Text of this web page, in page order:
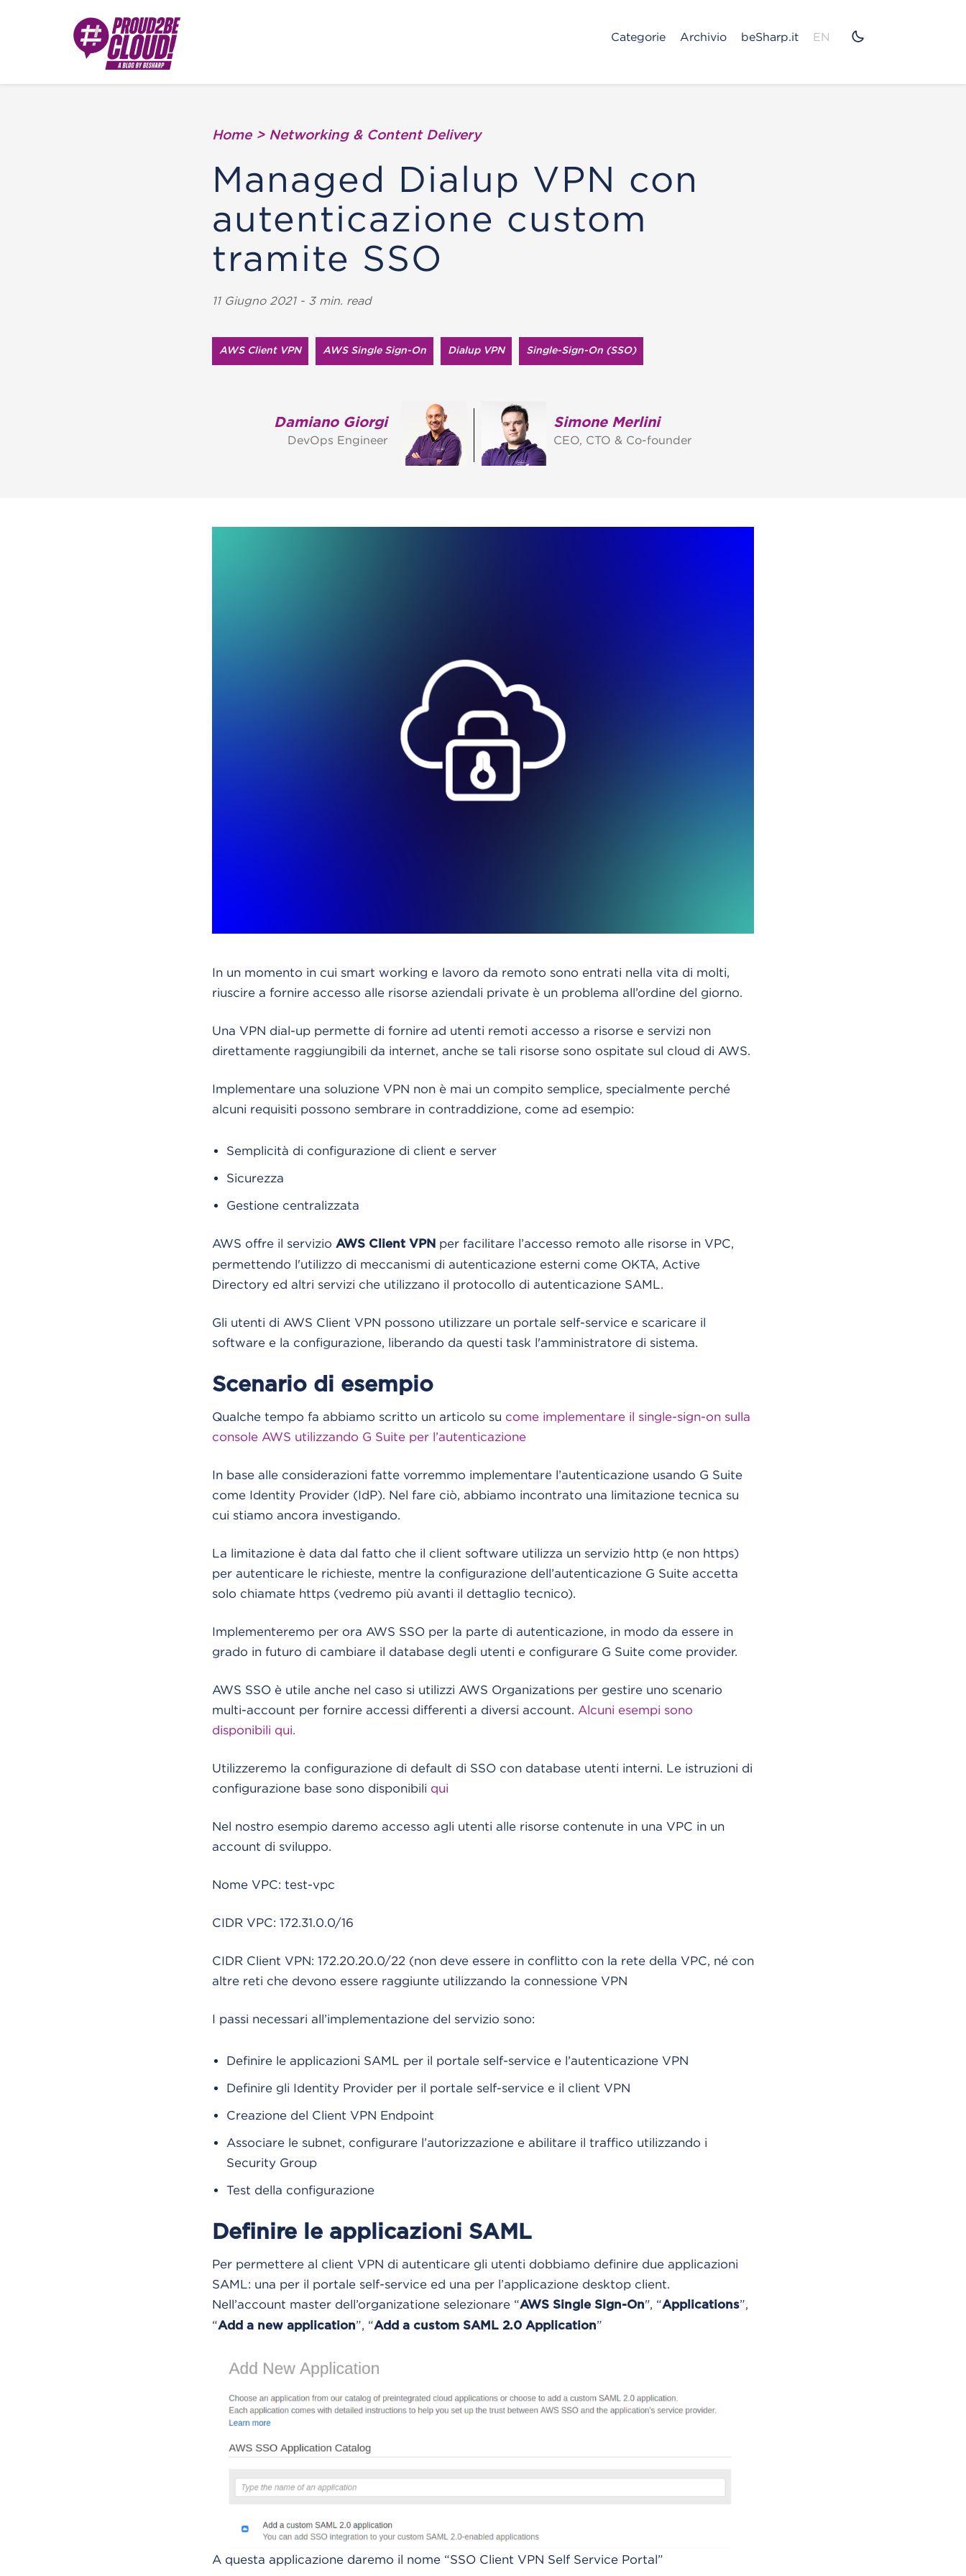
Categorie Archivio beSharp.it EN
Home > Networking & Content Delivery
Managed Dialup VPN con
autenticazione custom
tramite SSO
11 Giugno 2021 - 3 min. read
AWS Client VPN AWS Single Sign-On Dialup VPN Single-Sign-On (SSO)
Damiano Giorgi
DevOps Engineer
Simone Merlini
CEO, CTO & Co-founder
In un momento in cui smart working e lavoro da remoto sono entrati nella vita di molti,
riuscire a fornire accesso alle risorse aziendali private è un problema all’ordine del giorno.
Una VPN dial-up permette di fornire ad utenti remoti accesso a risorse e servizi non
direttamente raggiungibili da internet, anche se tali risorse sono ospitate sul cloud di AWS.
Implementare una soluzione VPN non è mai un compito semplice, specialmente perché
alcuni requisiti possono sembrare in contraddizione, come ad esempio:
Semplicità di configurazione di client e server
Sicurezza
Gestione centralizzata
AWS offre il servizio AWS Client VPNper facilitare l’accesso remoto alle risorse in VPC,
permettendo l'utilizzo di meccanismi di autenticazione esterni come OKTA, Active
Directory ed altri servizi che utilizzano il protocollo di autenticazione SAML.
Gli utenti di AWS Client VPN possono utilizzare un portale self-service e scaricare il
software e la configurazione, liberando da questi task l'amministratore di sistema.
Scenario di esempio
Qualche tempo fa abbiamo scritto un articolo su come implementare il single-sign-on sulla
console AWS utilizzando G Suite per l’autenticazione
In base alle considerazioni fatte vorremmo implementare l’autenticazione usando G Suite
come Identity Provider (IdP). Nel fare ciò, abbiamo incontrato una limitazione tecnica su
cui stiamo ancora investigando.
La limitazione è data dal fatto che il client software utilizza un servizio http (e non https)
per autenticare le richieste, mentre la configurazione dell’autenticazione G Suite accetta
solo chiamate https (vedremo più avanti il dettaglio tecnico).
Implementeremo per ora AWS SSO per la parte di autenticazione, in modo da essere in
grado in futuro di cambiare il database degli utenti e configurare G Suite come provider.
AWS SSO è utile anche nel caso si utilizzi AWS Organizations per gestire uno scenario
multi-account per fornire accessi differenti a diversi account. Alcuni esempi sono
disponibili qui.
Utilizzeremo la configurazione di default di SSO con database utenti interni. Le istruzioni di
configurazione base sono disponibili qui
Nel nostro esempio daremo accesso agli utenti alle risorse contenute in una VPC in un
account di sviluppo.
Nome VPC: test-vpc
CIDR VPC: 172.31.0.0/16
CIDR Client VPN: 172.20.20.0/22 (non deve essere in conflitto con la rete della VPC, né con
altre reti che devono essere raggiunte utilizzando la connessione VPN
I passi necessari all’implementazione del servizio sono:
Definire le applicazioni SAML per il portale self-service e l’autenticazione VPN
Definire gli Identity Provider per il portale self-service e il client VPN
Creazione del Client VPN Endpoint
Associare le subnet, configurare l’autorizzazione e abilitare il traffico utilizzando i
Security Group
Test della configurazione
Definire le applicazioni SAML
Per permettere al client VPN di autenticare gli utenti dobbiamo definire due applicazioni
SAML: una per il portale self-service ed una per l’applicazione desktop client.
Nell’account master dell’organizatione selezionare “AWS Single Sign-On", “Applications”,
“Add a new application”, “Add a custom SAML 2.0 Application”
A questa applicazione daremo il nome “SSO Client VPN Self Service Portal”